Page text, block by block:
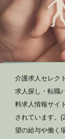
介護求人セレク
求人探し・転職
料求人情報サイ
されています。
望の給与や働く